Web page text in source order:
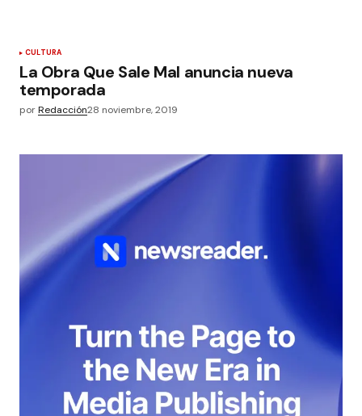
CULTURA
La Obra Que Sale Mal anuncia nueva
temporada
porRedacción28 noviembre, 2019